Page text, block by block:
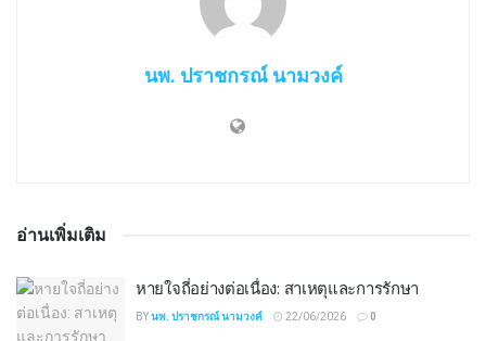
นพ. ปราชกรณ์ นามวงค์
อ่านเพิ่มเติม
หายใจถี่อย่างต่อเนื่อง: สาเหตุและการรักษา
BYนพ. ปราชกรณ์ นามวงค์ 22/06/2026 0